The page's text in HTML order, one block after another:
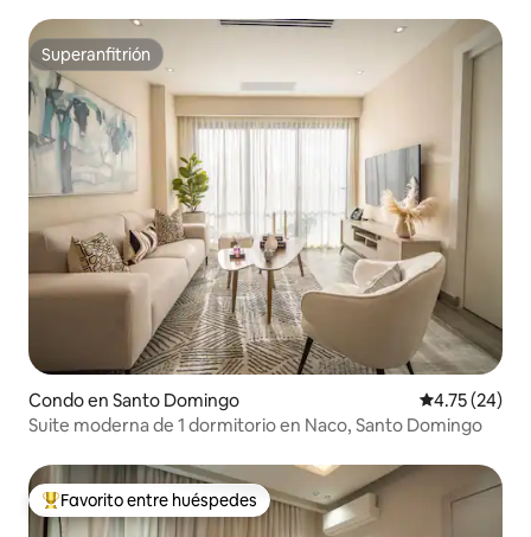
Superanfitrión
Superanfitrión
Condo en Santo Domingo Calificación
4.75 (24)
Suite moderna de 1 dormitorio en Naco, Santo Domingo
Favorito entre huéspedes preferido
Favorito entre huéspedes